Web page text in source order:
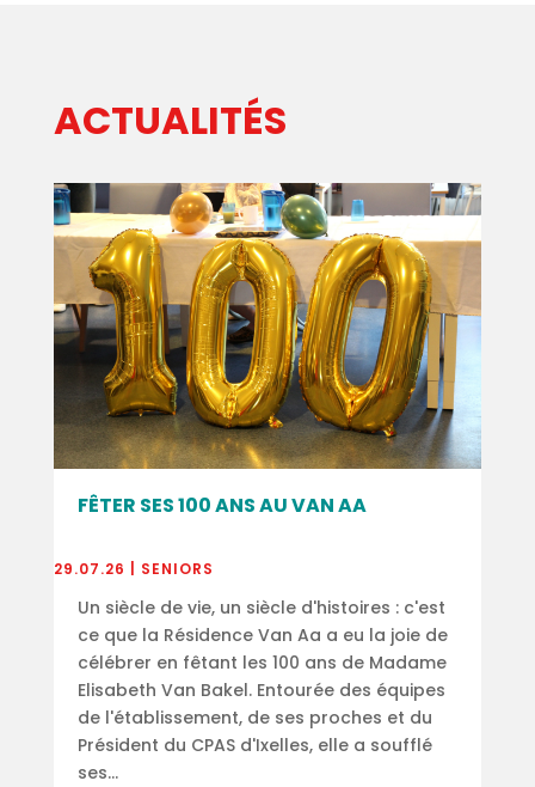
ACTUALITÉS
FÊTER SES 100 ANS AU VAN AA
29.07.26 SENIORS
Un siècle de vie, un siècle d'histoires : c'est
ce que la Résidence Van Aa a eu la joie de
célébrer en fêtant les 100 ans de Madame
Elisabeth Van Bakel. Entourée des équipes
de l'établissement, de ses proches et du
Président du CPAS d'Ixelles, elle a soufflé
ses...